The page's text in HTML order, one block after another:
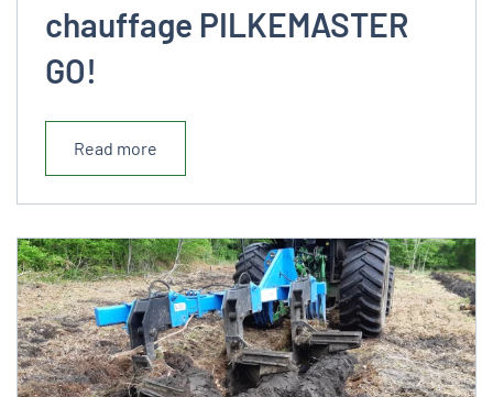
chauffage PILKEMASTER
GO!
Read more